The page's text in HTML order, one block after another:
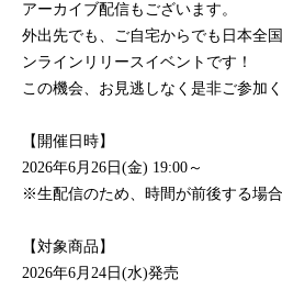
アーカイブ配信もございます。
外出先でも、ご自宅からでも日本全
ンラインリリースイベントです！
この機会、お見逃しなく是非ご参加く
【開催日時】
2026年6月26日(金) 19:00～
※生配信のため、時間が前後する場合
【対象商品】
2026年6月24日(水)発売